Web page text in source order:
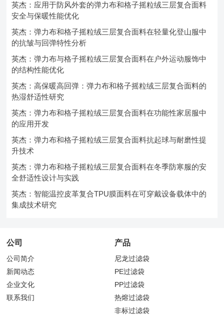
英杰：应用于防风外套的弹力布和格子摇粒绒三层复合面料
安全与保暖性能优化
英杰：弹力布和格子摇粒绒三层复合面料在轻量化登山服中
的抗皱与回弹特性分析
英杰：弹力布与格子摇粒绒三层复合面料在户外运动服饰中
的结构性能优化
英杰：高保暖高回弹：弹力布和格子摇粒绒三层复合面料的
热湿舒适性研究
英杰：弹力布和格子摇粒绒三层复合面料在功能性家居服中
的应用开发
英杰：弹力布和格子摇粒绒三层复合面料抗起球与耐磨性提
升技术
英杰：弹力布和格子摇粒绒三层复合面料在冬季防寒服的安
全舒适性设计与实践
英杰：智能温控皮革复合TPU膜面料在可穿戴设备载体中的
集成技术研究
公司
公司简介
新闻动态
企业文化
联系我们
产品
尼龙过滤袋
PE过滤袋
PP过滤袋
热熔过滤袋
非标过滤袋